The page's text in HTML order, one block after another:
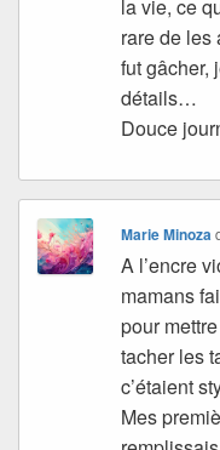
la vie, ce
rare de les
fut gâcher,
détails…
Douce
Marie Minoza
A l’encre
mamans
pour
tacher les
c’étaient
Mes